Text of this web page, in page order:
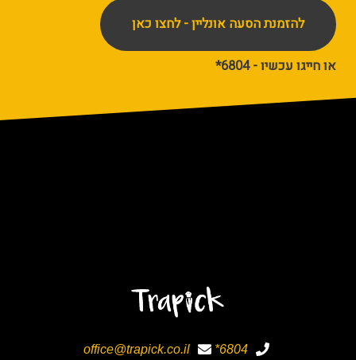
להזמנת הסעה אונליין - לחצו כאן
או חייגו עכשיו - 6804*
6804*
office@trapick.co.il